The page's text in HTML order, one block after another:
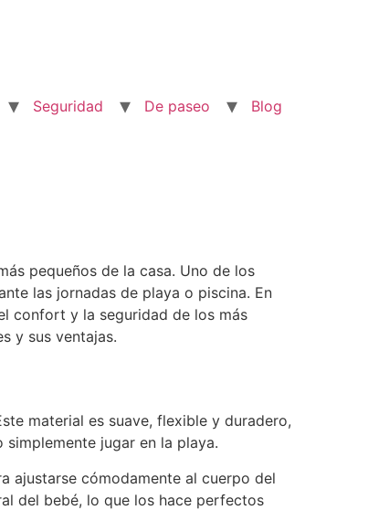
Seguridad De paseo Blog
pequeños de la casa. Uno de los
las jornadas de playa o piscina. En
confort y la seguridad de los más
y sus ventajas.
material es suave, flexible y duradero,
jugar en la playa.
ajustarse cómodamente al cuerpo del
del bebé, lo que los hace perfectos